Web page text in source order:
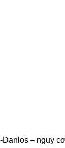
– nguy